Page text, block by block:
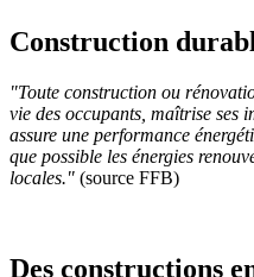
Construction
"Toute construction ou
vie des occupants, maîtrise ses
assure une performance
que possible les énergies
locales." (source FFB)
Des constructions